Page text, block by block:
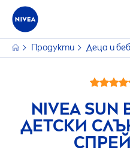
Продукти Деца и
NIVEA SUN
ДЕТСКИ
СПРЕЙ